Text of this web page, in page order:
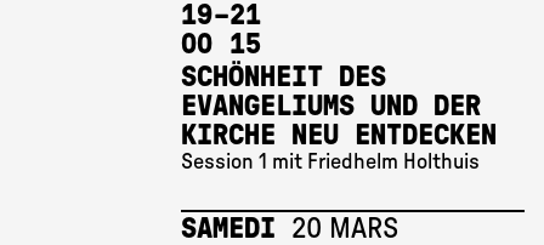
19
00
–21
15
SCHÖNHEIT DES
EVANGELIUMS UND DER
KIRCHE NEU ENTDECKEN
Session 1 mit Friedhelm Holthuis
SAMEDI 20 MARS